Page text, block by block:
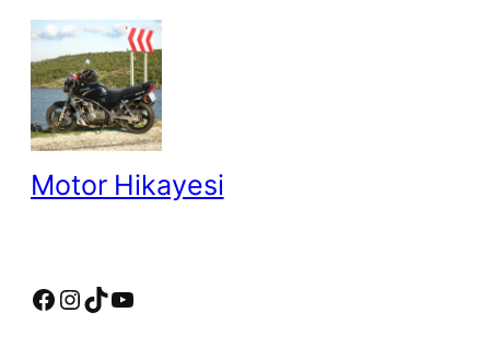
İçeriğe
Motor Hikayesi
Facebook InstagramTikTok YouTube